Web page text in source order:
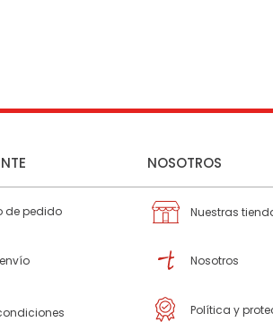
de pedido
NOSOTROS
Nuestras
Nosotros
Política y